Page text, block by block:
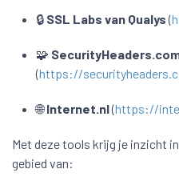
🔒 SSL Labs van Qualys(
🧩
(https://
🌐Internet.nl(https://
Met deze tools krijg je inzicht
gebied van: